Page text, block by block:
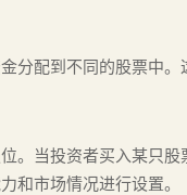
分配到不同的股票中
。当投资者买入某只
和市场情况进行设置。